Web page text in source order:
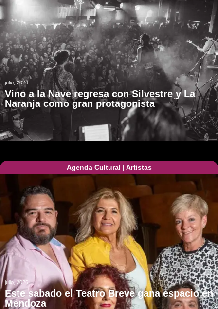
julio, 2026
Vino a la Nave regresa con Silvestre y La
Naranja como gran protagonista
Agenda Cultural | Artistas
julio, 2026
Este sabado el Teatro Breve gana espacio en
Mendoza